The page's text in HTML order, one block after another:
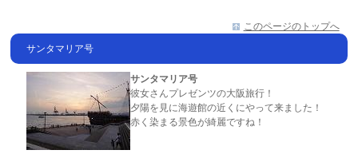
このページのトップへ
サンタマリア号
サンタマリア号
彼女さんプレゼンツの大阪旅行！
夕陽を見に海遊館の近くにやって来ました！
赤く染まる景色が綺麗ですね！